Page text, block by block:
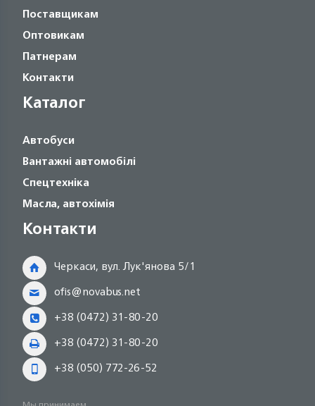
Поставщикам
Оптовикам
Патнерам
Контакти
Каталог
Автобуси
Вантажні автомобілі
Спецтехніка
Масла, автохімія
Контакти
Черкаси, вул. Лук'янова 5/1
ofis@novabus.net
+38 (0472) 31-80-20
+38 (0472) 31-80-20
+38 (050) 772-26-52